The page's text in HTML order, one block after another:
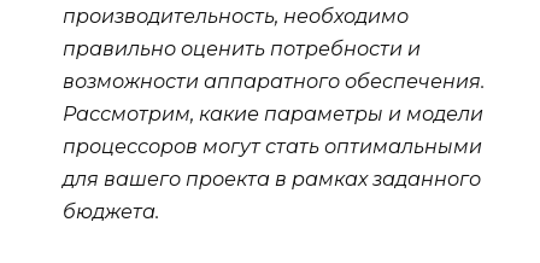
производительность, необходимо
правильно оценить потребности и
возможности аппаратного обеспечения.
Рассмотрим, какие параметры и модели
процессоров могут стать оптимальными
для вашего проекта в рамках заданного
бюджета.